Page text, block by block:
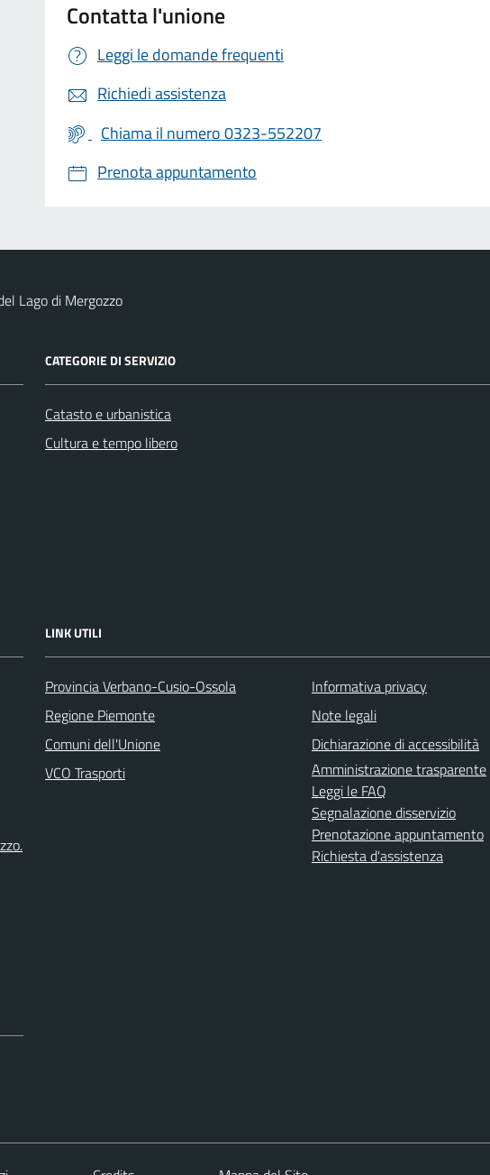
Contatta l'unione
Leggi le domande frequenti
Richiedi assistenza
Chiama il numero 0323-552207
Prenota appuntamento
Lago di Mergozzo
CATEGORIE DI SERVIZIO
Catasto e urbanistica
Cultura e tempo libero
LINK UTILI
Provincia Verbano-Cusio-Ossola
Regione Piemonte
Comuni dell'Unione
VCO Trasporti
Informativa privacy
Note legali
Dichiarazione di accessibilità
Amministrazione trasparente
Leggi le FAQ
Segnalazione disservizio
Prenotazione appuntamento
Richiesta d'assistenza